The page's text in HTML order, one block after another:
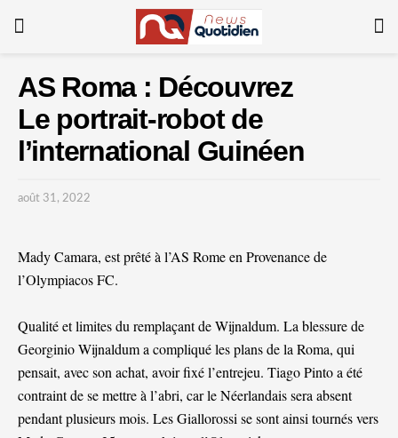
AS Roma : Découvrez
Le portrait-robot de
l’international Guinéen
août 31, 2022
Mady Camara, est prêté à l’AS Rome en Provenance de
l’Olympiacos FC.
Qualité et limites du remplaçant de Wijnaldum. La blessure de
Georginio Wijnaldum a compliqué les plans de la Roma, qui
pensait, avec son achat, avoir fixé l’entrejeu. Tiago Pinto a été
contraint de se mettre à l’abri, car le Néerlandais sera absent
pendant plusieurs mois. Les Giallorossi se sont ainsi tournés vers